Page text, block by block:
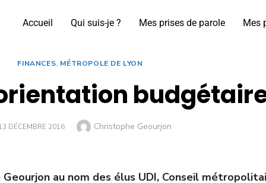
Accueil Qui suis-je ? Mes prises de parole Mes
FINANCES, MÉTROPOLE DE LYON
DÉCEMBRE 2016 Christophe Geourjon
au nom des élus UDI, Conseil